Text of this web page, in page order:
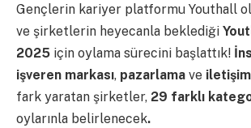
Gençlerin kariyer platformu Youthall
ve şirketlerin heyecanla beklediği
2025 için oylama sürecini başlattık!
işveren markası, pazarlama ve iletişim
fark yaratan şirketler, 29 farklı
oylarınla belirlenecek.